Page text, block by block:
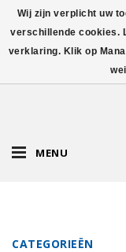
MENU
CATEGORIEËN
Wij zijn verplicht uw
verschillende cookies.
verklaring. Klik op